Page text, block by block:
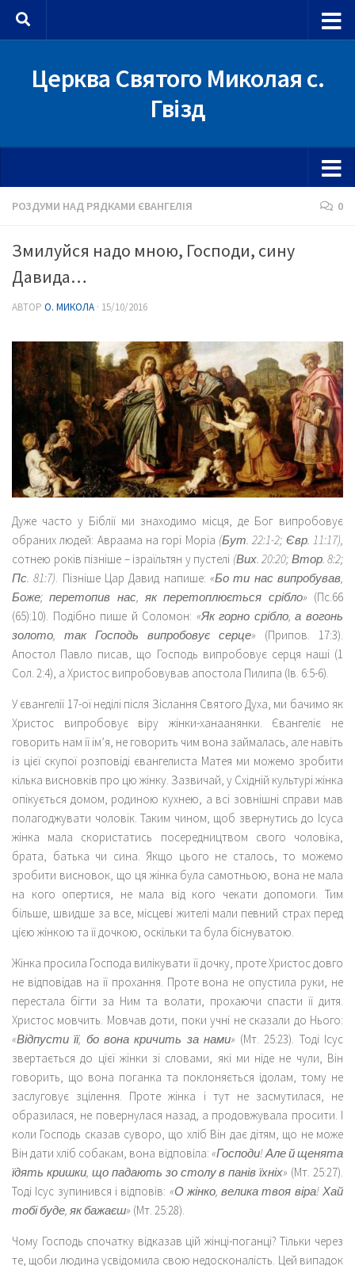
Skip to content
Церква Святого Миколая с.
Гвізд
РОЗДУМИ НАД РЯДКАМИ ЄВАНГЕЛІЯ 0
Змилуйся надо мною, Господи, сину
Давида…
АВТОР О. МИКОЛА · 15/10/2016
Дуже часто у Біблії ми знаходимо місця, де Бог випробовує
обраних людей: Авраама на горі Моріа (Бут. 22:1-2; Євр. 11:17),
сотнею років пізніше – ізраїльтян у пустелі (Вих. 20:20; Втор. 8:2;
Пс. 81:7). Пізніше Цар Давид напише:«Бо ти нас випробував,
Боже; перетопив нас, як перетоплюється срібло» (Пс.66
(65):10). Подібно пише й Соломон: «Як горно срібло, а вогонь
золото, так Господь випробовує серце» (Припов. 17:3).
Апостол Павло писав, що Господь випробовує серця наші (1
Сол. 2:4), а Христос випробовував апостола Пилипа (Ів. 6:5-6).
У євангелії 17-ої неділі після Зіслання Святого Духа, ми бачимо як
Христос випробовує віру жінки-ханаанянки. Євангеліє не
говорить нам її ім’я, не говорить чим вона займалась, але навіть
із цієї скупої розповіді євангелиста Матея ми можемо зробити
кілька висновків про цю жінку. Зазвичай, у Східній культурі жінка
опікується домом, родиною кухнею, а всі зовнішні справи мав
полагоджувати чоловік. Таким чином, щоб звернутись до Ісуса
жінка мала скористатись посередництвом свого чоловіка,
брата, батька чи сина. Якщо цього не сталось, то можемо
зробити висновок, що ця жінка була самотньою, вона не мала
на кого опертися, не мала від кого чекати допомоги. Тим
більше, швидше за все, місцеві жителі мали певний страх перед
цією жінкою та її дочкою, оскільки та була біснуватою.
Жінка просила Господа вилікувати її дочку, проте Христос довго
не відповідав на її прохання. Проте вона не опустила руки, не
перестала бігти за Ним та волати, прохаючи спасти її дитя.
Христос мовчить. Мовчав доти, поки учні не сказали до Нього:
«Відпусти її, бо вона кричить за нами» (Мт. 25:23). Тоді Ісус
звертається до цієї жінки зі словами, які ми ніде не чули, Він
говорить, що вона поганка та поклоняється ідолам, тому не
заслуговує зцілення. Проте жінка і тут не засмутилася, не
образилася, не повернулася назад, а продовжувала просити. І
коли Господь сказав суворо, що хліб Він дає дітям, що не може
Він дати хліб собакам, вона відповіла: «Господи! Але й щенята
їдять кришки, що падають зо столу в панів їхніх» (Мт. 25:27).
Тоді Ісус зупинився і відповів: «О жінко, велика твоя віра! Хай
тобі буде, як бажаєш» (Мт. 25:28).
Чому Господь спочатку відказав цій жінці-поганці? Тільки через
те, щоби людина усвідомила свою недосконалість. Цей випадок